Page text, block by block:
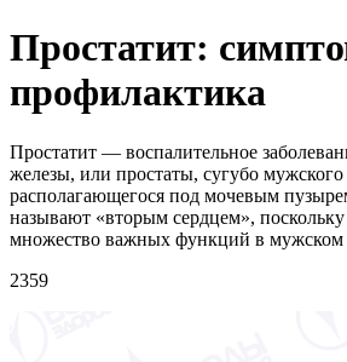
Простатит:
профилактика
Простатит — воспалительное
железы, или простаты, сугубо мужского
располагающегося под мочевым
называют «вторым сердцем», поскольку
множество важных функций в мужском
2359